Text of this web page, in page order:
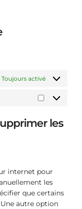
Toujours activé
les
internet pour
les
que certains
autre option